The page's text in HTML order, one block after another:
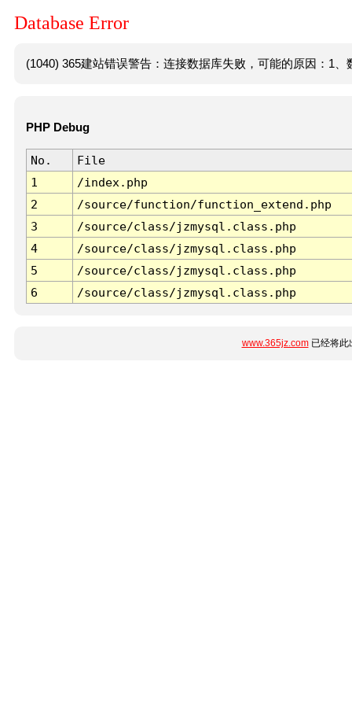
Database Error
(1040) 365建站错误警告：连接数据库失败，可能的原因：1
PHP Debug
No.
File
1
/index.php
2
/source/function/function_extend.php
3
/source/class/jzmysql.class.php
4
/source/class/jzmysql.class.php
5
/source/class/jzmysql.class.php
6
/source/class/jzmysql.class.php
www.365jz.com已经将此